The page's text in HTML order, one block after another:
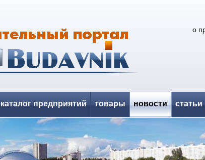
о
каталог предприятий товары новости статьи